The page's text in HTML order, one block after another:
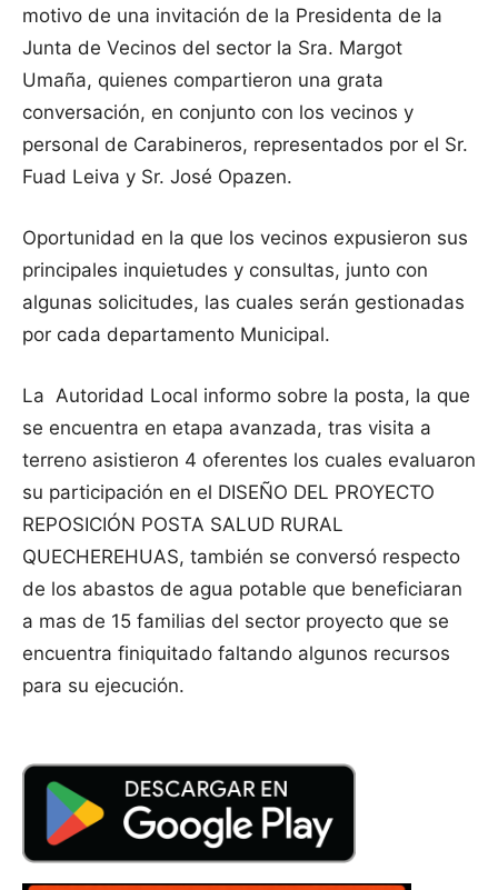
motivo de una invitación de la Presidenta de la
Junta de Vecinos del sector la Sra. Margot
Umaña, quienes compartieron una grata
conversación, en conjunto con los vecinos y
personal de Carabineros, representados por el Sr.
Fuad Leiva y Sr. José Opazen.
Oportunidad en la que los vecinos expusieron sus
principales inquietudes y consultas, junto con
algunas solicitudes, las cuales serán gestionadas
por cada departamento Municipal.
La Autoridad Local informo sobre la posta, la que
se encuentra en etapa avanzada, tras visita a
terreno asistieron 4 oferentes los cuales evaluaron
su participación en el DISEÑO DEL PROYECTO
REPOSICIÓN POSTA SALUD RURAL
QUECHEREHUAS, también se conversó respecto
de los abastos de agua potable que beneficiaran
a mas de 15 familias del sector proyecto que se
encuentra finiquitado faltando algunos recursos
para su ejecución.